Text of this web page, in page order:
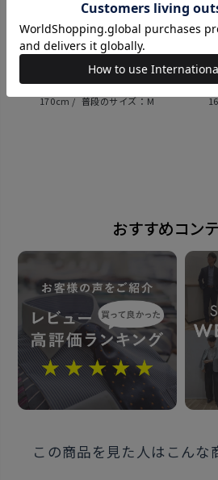
絹100%
全長：約145cm 大剣幅：8.0cm
原産国
この商品に対するお問
M
170cm
おすすめコン
この商品を見た人はこんな